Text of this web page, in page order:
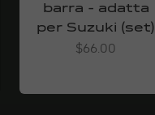
barra - adatta
per Suzuki (set)
Angebot
$66.00